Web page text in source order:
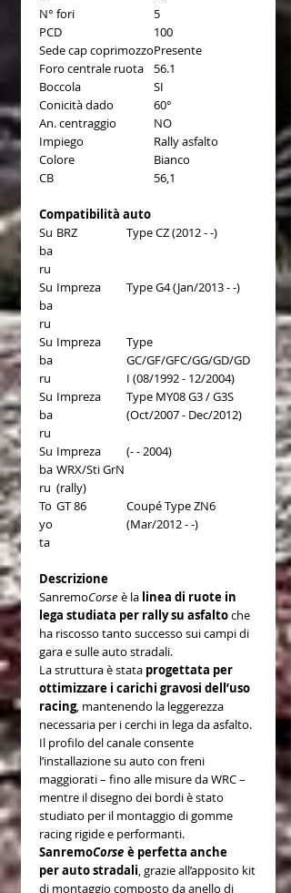
N° fori
5
PCD
100
Sede cap coprimozzoPresente
Foro centrale ruota
56.1
Boccola
SI
Conicità dado
60°
An. centraggio
NO
Impiego
Rally asfalto
Colore
Bianco
CB
56,1
Compatibilità auto
Su
ba
ru
BRZ Type CZ (2012 - -)
Su
ba
ru
Impreza Type G4 (Jan/2013 - -)
Su
ba
ru
Impreza
Type
GC/GF/GFC/GG/GD/GD
I (08/1992 - 12/2004)
Su
ba
ru
Impreza
Type MY08 G3 / G3S
(Oct/2007 - Dec/2012)
Su
ba
ru
Impreza
WRX/Sti GrN
(rally)
(- - 2004)
To
yo
ta
GT 86
Coupé Type ZN6
(Mar/2012 - -)
Descrizione
SanremoCorse è la linea di ruote in
lega studiata per rally su asfaltoche
ha riscosso tanto successo sui campi di
gara e sulle auto stradali.
La struttura è stata progettata per
ottimizzare i carichi gravosi dell’uso
racing, mantenendo la leggerezza
necessaria per i cerchi in lega da asfalto.
Il profilo del canale consente
l’installazione su auto con freni
maggiorati – fino alle misure da WRC –
mentre il disegno dei bordi è stato
studiato per il montaggio di gomme
racing rigide e performanti.
SanremoCorse è perfetta anche
per auto stradali, grazie all’apposito kit
di montaggio composto da anello di